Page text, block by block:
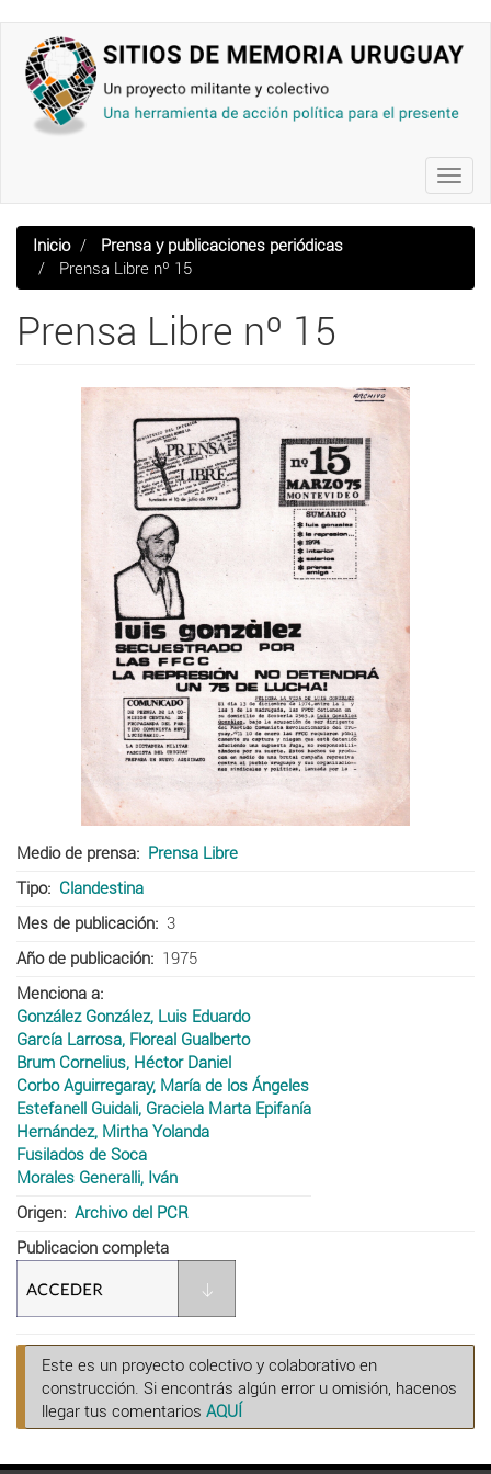
contenido
principal
Inicio
Prensa y publicaciones periódicas
Prensa Libre nº 15
Prensa Libre nº 15
Medio de prensa
Prensa Libre
Tipo
Clandestina
Mes de publicación
3
Año de publicación
1975
Menciona a
González González, Luis Eduardo
García Larrosa, Floreal Gualberto
Brum Cornelius, Héctor Daniel
Corbo Aguirregaray, María de los Ángeles
Estefanell Guidali, Graciela Marta Epifanía
Hernández, Mirtha Yolanda
Fusilados de Soca
Morales Generalli, Iván
Origen
Archivo del PCR
Publicacion completa
Este es un proyecto colectivo y colaborativo en
construcción. Si encontrás algún error u omisión, hacenos
llegar tus comentarios AQUÍ